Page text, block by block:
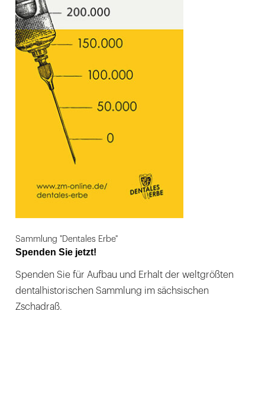
Sammlung "Dentales Erbe"
Spenden Sie jetzt!
Spenden Sie für Aufbau und Erhalt der weltgrößten
dentalhistorischen Sammlung im sächsischen
Zschadraß.